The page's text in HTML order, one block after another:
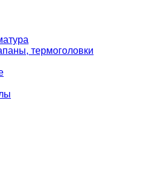
термоголовки